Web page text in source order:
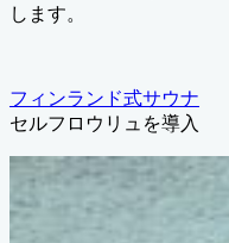
します。
フィンランド式サウナ
セルフロウリュを導入